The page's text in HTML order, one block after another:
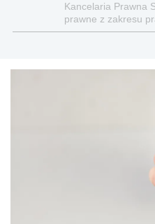
Kancelaria Prawna
prawne z zakresu
gospodarczego,